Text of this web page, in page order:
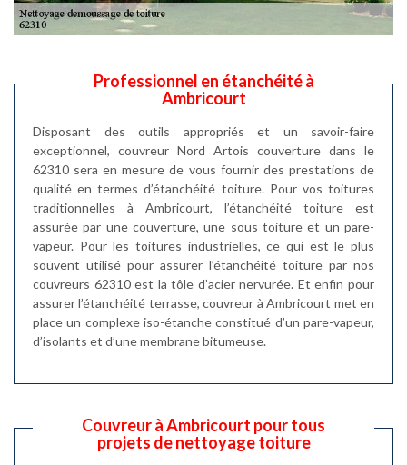
Professionnel en étanchéité à
Ambricourt
Disposant des outils appropriés et un savoir-faire
exceptionnel, couvreur Nord Artois couverture dans le
62310 sera en mesure de vous fournir des prestations de
qualité en termes d’étanchéité toiture. Pour vos toitures
traditionnelles à Ambricourt, l’étanchéité toiture est
assurée par une couverture, une sous toiture et un pare-
vapeur. Pour les toitures industrielles, ce qui est le plus
souvent utilisé pour assurer l’étanchéité toiture par nos
couvreurs 62310 est la tôle d’acier nervurée. Et enfin pour
assurer l’étanchéité terrasse, couvreur à Ambricourt met en
place un complexe iso-étanche constitué d’un pare-vapeur,
d’isolants et d’une membrane bitumeuse.
Couvreur à Ambricourt pour tous
projets de nettoyage toiture